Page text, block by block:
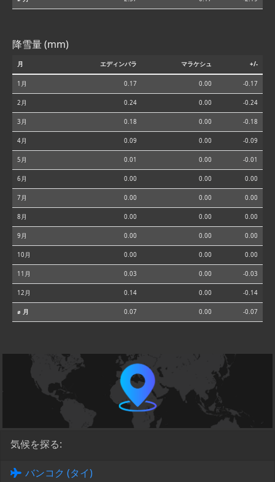
降雪量 (mm)
月 エディンバラ マラケシュ +/-
1月 0.17 0.00 -0.17
2月 0.24 0.00 -0.24
3月 0.18 0.00 -0.18
4月 0.09 0.00 -0.09
5月 0.01 0.00 -0.01
6月 0.00 0.00 0.00
7月 0.00 0.00 0.00
8月 0.00 0.00 0.00
9月 0.00 0.00 0.00
10月 0.00 0.00 0.00
11月 0.03 0.00 -0.03
12月 0.14 0.00 -0.14
⌀ 月 0.07 0.00 -0.07
気候を探る:
バンコク (タイ)